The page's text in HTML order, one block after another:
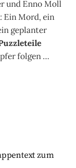
und Enno Moll
: Ein Mord, ein
geplanter
folgen …
zum